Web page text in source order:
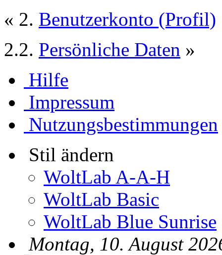
« 2. Benutzerkonto (Profil)
2.2. Persönliche Daten »
Hilfe
Impressum
Nutzungsbestimmungen
Stil ändern
WoltLab A-A-H
WoltLab Basic
WoltLab Blue Sunrise
Montag, 10. August